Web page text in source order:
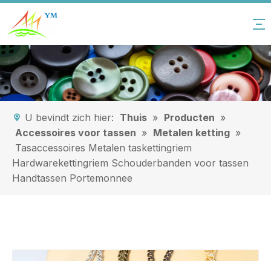
U bevindt zich hier: Thuis » Producten »
Accessoires voor tassen » Metalen ketting »
Tasaccessoires Metalen taskettingriem
Hardwarekettingriem Schouderbanden voor tassen
Handtassen Portemonnee